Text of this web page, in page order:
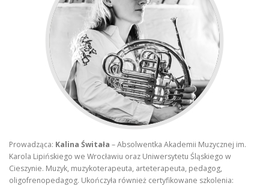
Prowadząca: Kalina Świtała – Absolwentka Akademii Muzycznej im.
Karola Lipińskiego we Wrocławiu oraz Uniwersytetu Śląskiego w
Cieszynie. Muzyk, muzykoterapeuta, arteterapeuta, pedagog,
oligofrenopedagog. Ukończyła również certyfikowane szkolenia: